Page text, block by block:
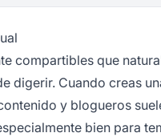
compartibles que
digerir. Cuando creas
y blogueros
bien para